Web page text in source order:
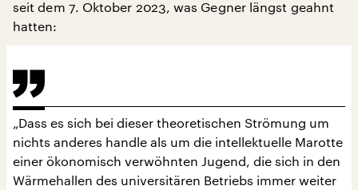
seit dem 7. Oktober 2023, was Gegner längst geahnt
hatten:
„Dass es sich bei dieser theoretischen Strömung um
nichts anderes handle als um die intellektuelle Marotte
einer ökonomisch verwöhnten Jugend, die sich in den
Wärmehallen des universitären Betriebs immer weiter